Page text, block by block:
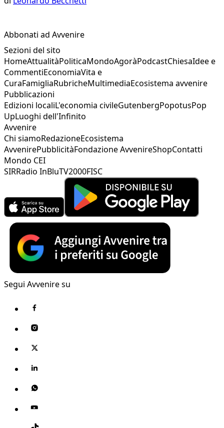
Abbonati ad Avvenire
Sezioni del sito
HomeAttualitàPoliticaMondoAgoràPodcastChiesaIdee e
CommentiEconomiaVita e
CuraFamigliaRubricheMultimediaEcosistema avvenire
Pubblicazioni
Edizioni localiL'economia civileGutenbergPopotusPop
UpLuoghi dell'Infinito
Avvenire
Chi siamoRedazioneEcosistema
AvvenirePubblicitàFondazione AvvenireShopContatti
Mondo CEI
SIRRadio InBluTV2000FISC
Segui Avvenire su